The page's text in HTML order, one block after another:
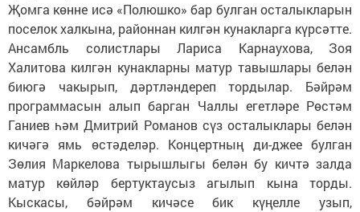
Җомга көнне исә «Полюшко» бар булган осталыкларын
поселок халкына, районнан килгән кунакларга күрсәтте.
Ансамбль солистлары Лариса Карнаухова, Зоя
Халитова килгән кунакларны матур тавышлары белән
биюгә чакырып, дәртләндереп тордылар. Бәйрәм
программасын алып барган Чаллы егетләре Рөстәм
Ганиев һәм Дмитрий Романов сүз осталыклары белән
кичәгә ямь өстәделәр. Концертның ди-джее булган
Зөлия Маркелова тырышлыгы белән бу кичтә залда
матур көйләр бертуктаусыз агылып кына торды.
Кыскасы, бәйрәм кичәсе бик күңелле узып,